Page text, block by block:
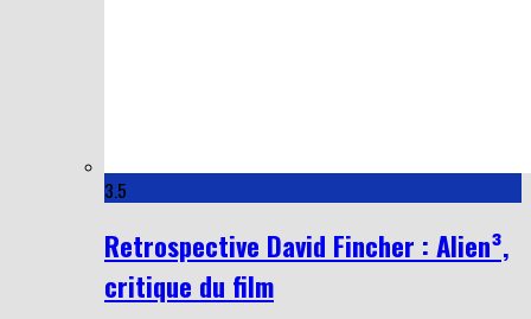
3.5
Retrospective David Fincher : Alien³,
critique du film